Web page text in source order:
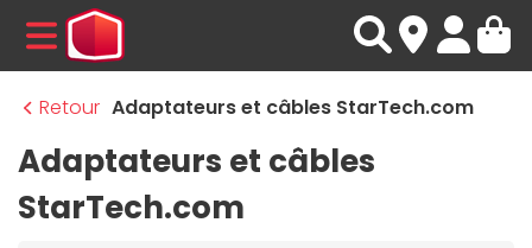
MENU
Retour Adaptateurs et câbles StarTech.com
Adaptateurs et câbles
StarTech.com